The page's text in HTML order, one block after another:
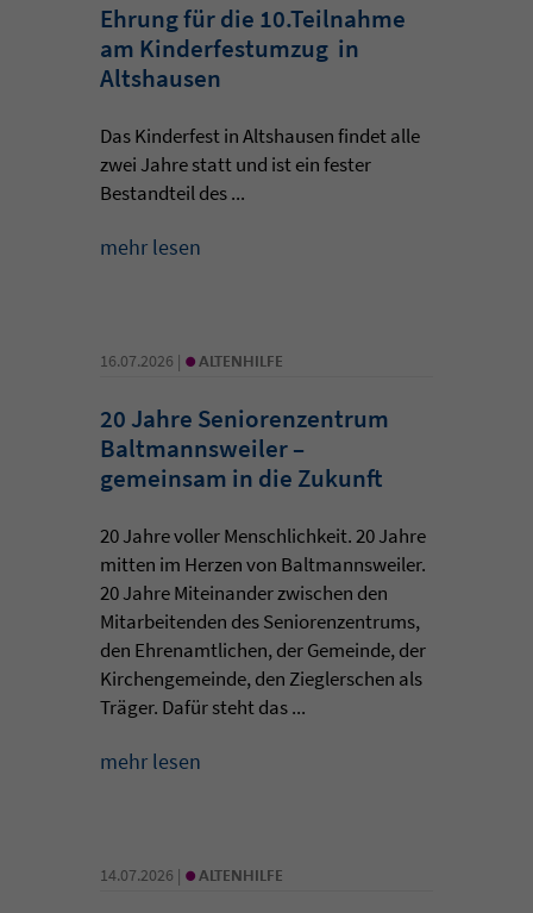
Ehrung für die 10.Teilnahme
am Kinderfestumzug in
Altshausen
Das Kinderfest in Altshausen findet alle
zwei Jahre statt und ist ein fester
Bestandteil des ...
mehr lesen
16.07.2026 | • ALTENHILFE
20 Jahre Seniorenzentrum
Baltmannsweiler –
gemeinsam in die Zukunft
20 Jahre voller Menschlichkeit. 20 Jahre
mitten im Herzen von Baltmannsweiler.
20 Jahre Miteinander zwischen den
Mitarbeitenden des Seniorenzentrums,
den Ehrenamtlichen, der Gemeinde, der
Kirchengemeinde, den Zieglerschen als
Träger. Dafür steht das ...
mehr lesen
14.07.2026 | • ALTENHILFE